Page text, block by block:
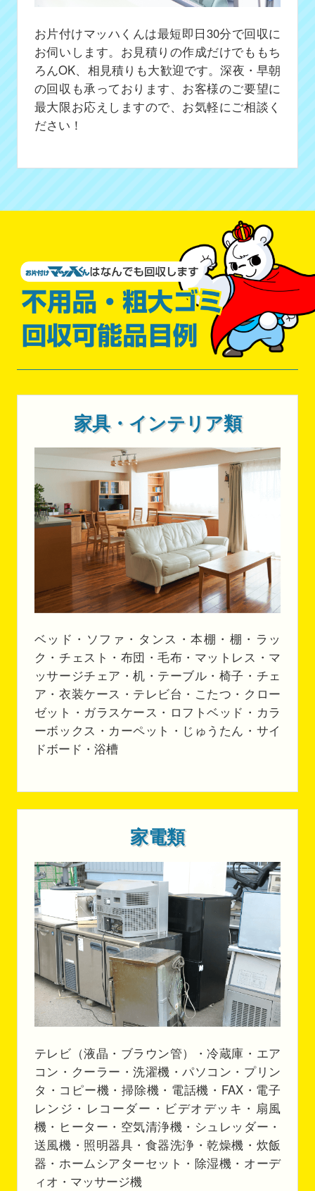
お片付けマッハくんは最短即日30分で回収に
お伺いします。お見積りの作成だけでももち
ろんOK、相見積りも大歓迎です。深夜・早朝
の回収も承っております、お客様のご要望に
最大限お応えしますので、お気軽にご相談く
ださい！
家具・インテリア類
ベッド・ソファ・タンス・本棚・棚・ラッ
ク・チェスト・布団・毛布・マットレス・マ
ッサージチェア・机・テーブル・椅子・チェ
ア・衣装ケース・テレビ台・こたつ・クロー
ゼット・ガラスケース・ロフトベッド・カラ
ーボックス・カーペット・じゅうたん・サイ
ドボード・浴槽
家電類
テレビ（液晶・ブラウン管）・冷蔵庫・エア
コン・クーラー・洗濯機・パソコン・プリン
タ・コピー機・掃除機・電話機・FAX・電子
レンジ・レコーダー・ビデオデッキ・扇風
機・ヒーター・空気清浄機・シュレッダー・
送風機・照明器具・食器洗浄・乾燥機・炊飯
器・ホームシアターセット・除湿機・オーデ
ィオ・マッサージ機